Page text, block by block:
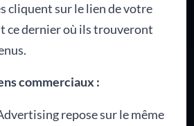
cliquent sur le lien de votre
ce dernier où ils trouveront
commerciaux :
repose sur le même